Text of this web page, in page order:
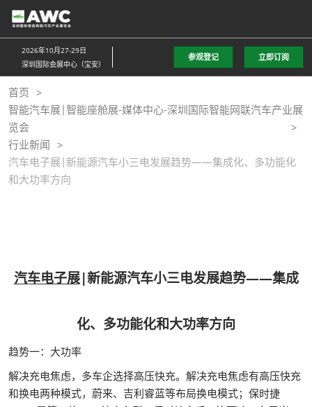
直
接
跳
至
内
容
2026年10月27-29日
深圳国际会展中心（宝安）
参观登记 立即订阅
首页
智能汽车展|智能座舱展-媒体中心-深圳国际智能网联汽车产业展
览会
行业新闻
汽车电子展|新能源汽车小三电发展趋势——集成化、多功能化
和大功率方向
汽车电子展|新能源汽车小三电发展趋势——集成
化、多功能化和大功率方向
趋势一：大功率
解决充电焦虑，多车企选择高压快充。解决充电焦虑有高压快充
和换电两种模式，蔚来、吉利睿蓝等布局换电模式；保时捷